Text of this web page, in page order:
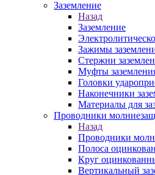
Заземление
Назад
Заземление
Зажимы
Стержни
Муфты
Головки
Наконечники
Материалы для
Проводники
Назад
Проводники
Полоса
Круг
Вертикальный